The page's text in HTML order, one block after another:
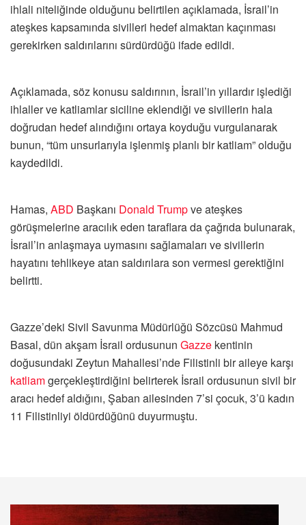
ihlali niteliğinde olduğunu belirtilen açıklamada, İsrail’in
ateşkes kapsamında sivilleri hedef almaktan kaçınması
gerekirken saldırılarını sürdürdüğü ifade edildi.
Açıklamada, söz konusu saldırının, İsrail’in yıllardır işlediği
ihlaller ve katliamlar siciline eklendiği ve sivillerin hala
doğrudan hedef alındığını ortaya koyduğu vurgulanarak
bunun, “tüm unsurlarıyla işlenmiş planlı bir katliam” olduğu
kaydedildi.
Hamas, ABD Başkanı Donald Trumpve ateşkes
görüşmelerine aracılık eden taraflara da çağrıda bulunarak,
İsrail’in anlaşmaya uymasını sağlamaları ve sivillerin
hayatını tehlikeye atan saldırılara son vermesi gerektiğini
belirtti.
Gazze’deki Sivil Savunma Müdürlüğü Sözcüsü Mahmud
Basal, dün akşam İsrail ordusunun Gazze kentinin
doğusundaki Zeytun Mahallesi’nde Filistinli bir aileye karşı
katliamgerçekleştirdiğini belirterek İsrail ordusunun sivil bir
aracı hedef aldığını, Şaban ailesinden 7’si çocuk, 3’ü kadın
11 Filistinliyi öldürdüğünü duyurmuştu.